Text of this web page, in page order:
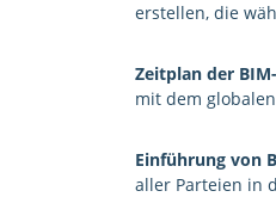
erstellen, die
Zeitplan der
mit dem
Einführung von
aller Parteien in